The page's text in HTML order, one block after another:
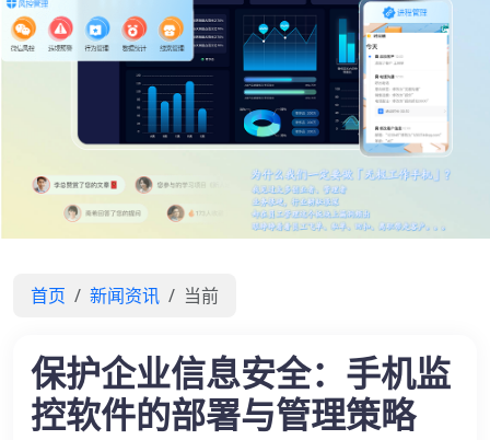
首页 新闻资讯 当前
保护企业信息安全：手机监
控软件的部署与管理策略